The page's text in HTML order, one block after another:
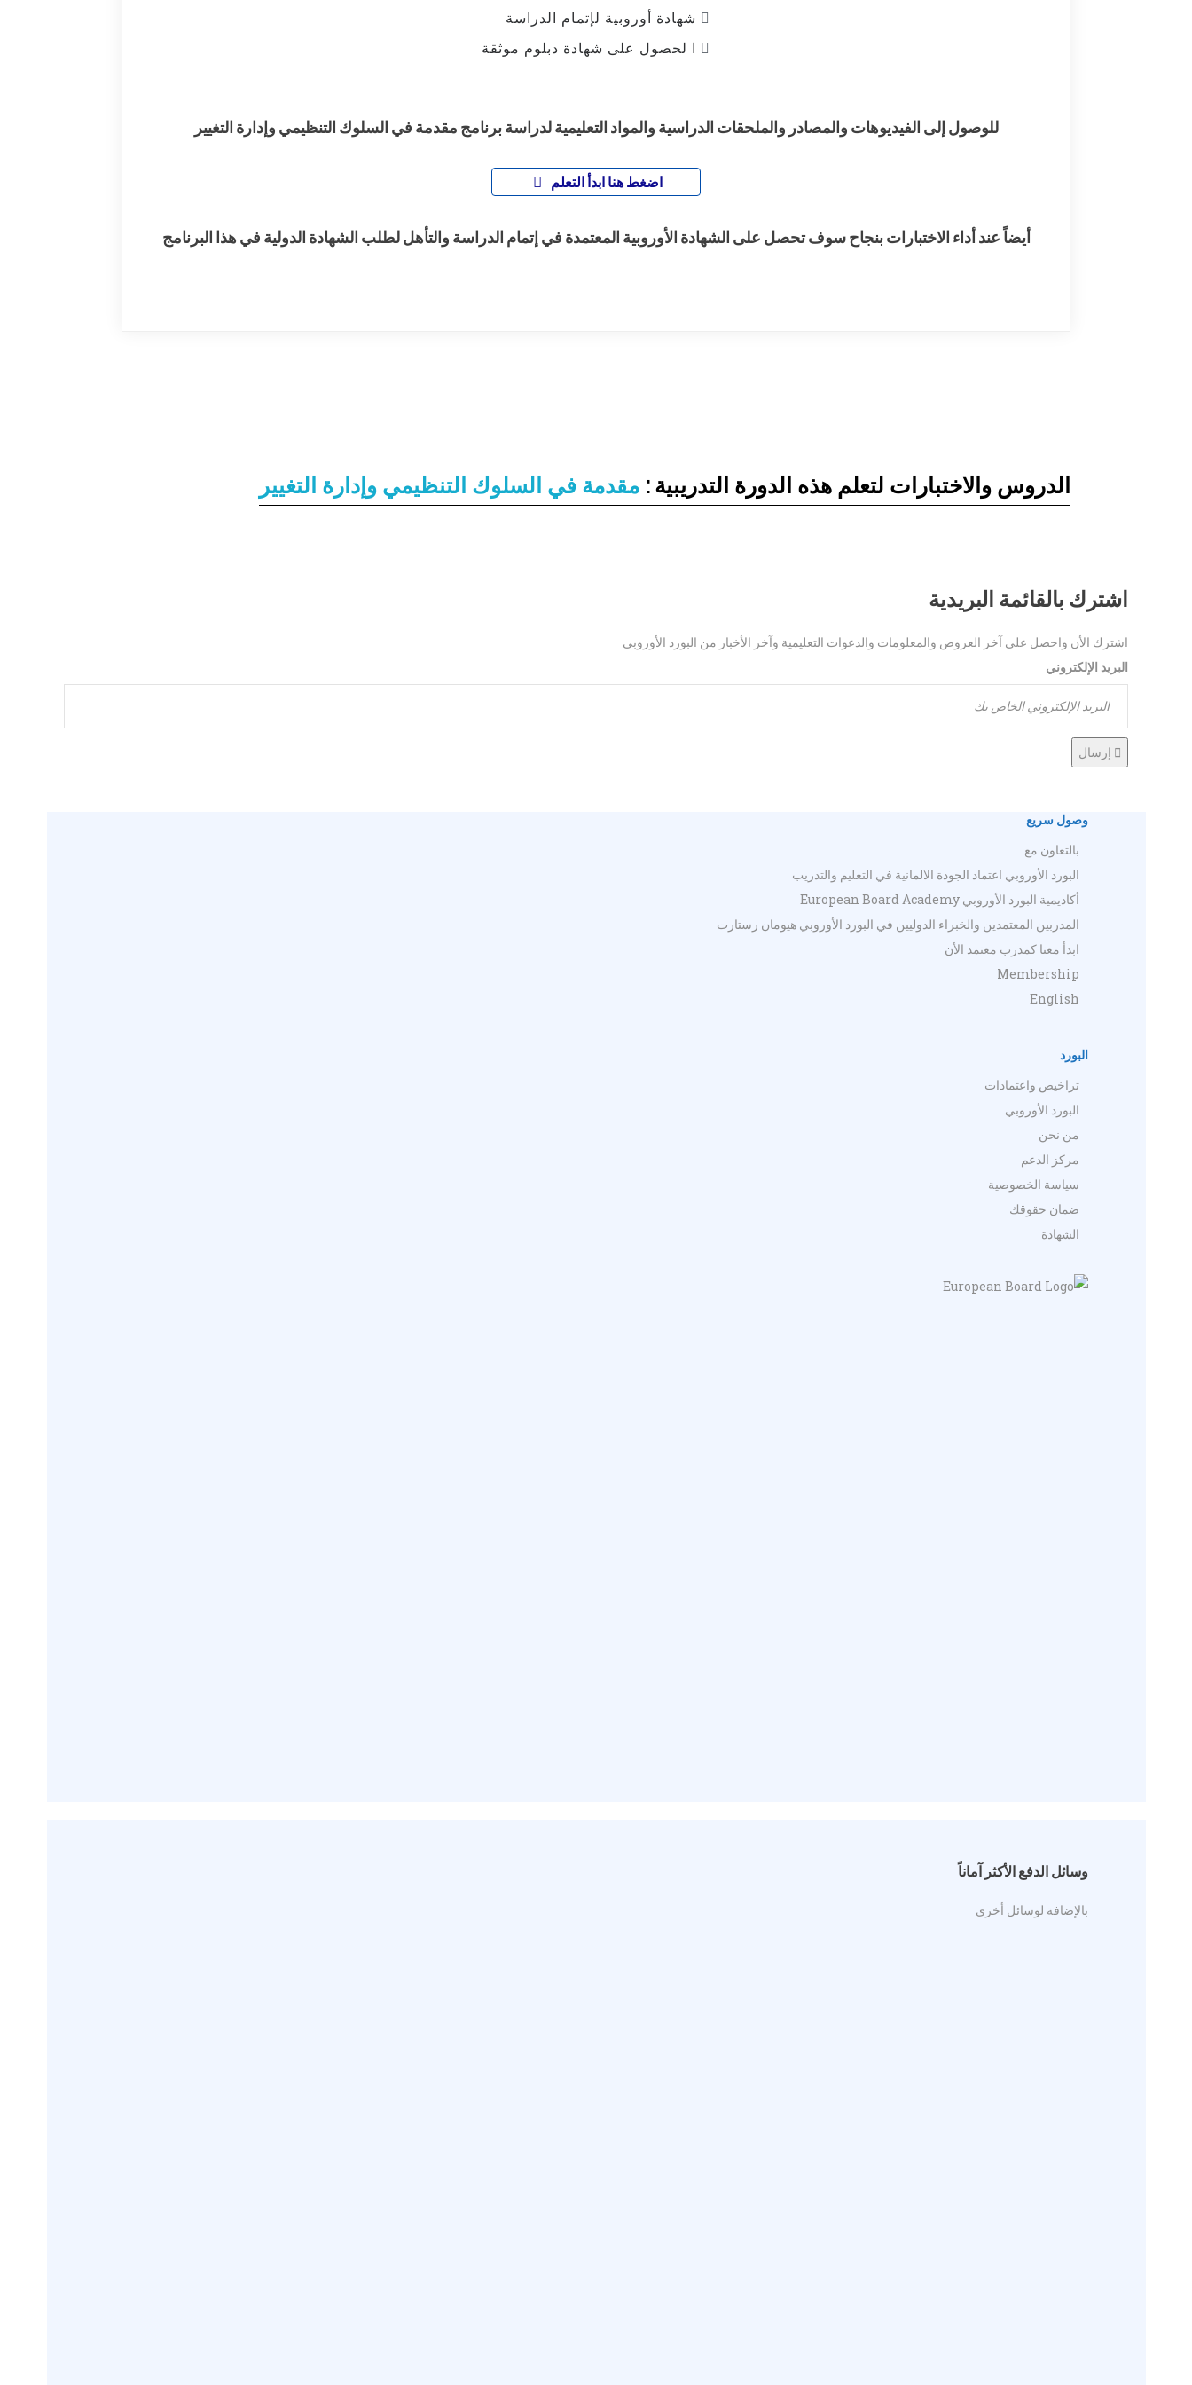
شهادة أوروبية لإتمام الدراسة
ا لحصول على شهادة دبلوم موثقة
للوصول إلى الفيديوهات والمصادر والملحقات الدراسية والمواد التعليمية لدراسة برنامج مقدمة في السلوك التنظيمي وإدارة التغيير
اضغط هنا ابدأ التعلم
أيضاً عند أداء الاختبارات بنجاح سوف تحصل على الشهادة الأوروبية المعتمدة في إتمام الدراسة والتأهل لطلب الشهادة الدولية في هذا البرنامج
الدروس والاختبارات لتعلم هذه الدورة التدريبية : مقدمة في السلوك التنظيمي وإدارة التغيير
اشترك بالقائمة البريدية
اشترك الأن واحصل على آخر العروض والمعلومات والدعوات التعليمية وآخر الأخبار من البورد الأوروبي
البريد الإلكتروني
إرسال
وصول سريع
بالتعاون مع
البورد الأوروبي اعتماد الجودة الالمانية في التعليم والتدريب
أكاديمية البورد الأوروبي European Board Academy
المدربين المعتمدين والخبراء الدوليين في البورد الأوروبي هيومان رستارت
ابدأ معنا كمدرب معتمد الأن
Membership
English
البورد
تراخيص واعتمادات
البورد الأوروبي
من نحن
مركز الدعم
سياسة الخصوصية
ضمان حقوقك
الشهادة
وسائل الدفع الأكثر آماناً
بالإضافة لوسائل أخرى